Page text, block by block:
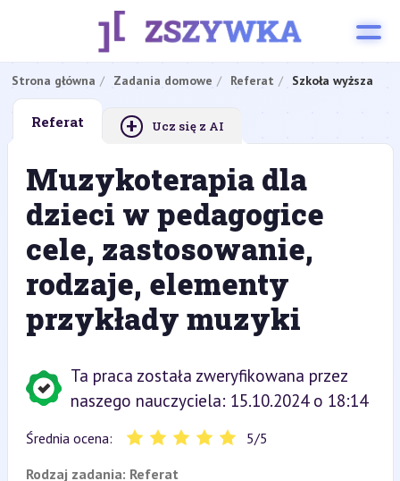
Strona główna Zadania domowe Referat Szkoła wyższa
Referat + Ucz się z AI
Muzykoterapia dla
dzieci w pedagogice
cele, zastosowanie,
rodzaje, elementy
przykłady muzyki
Ta praca została zweryfikowana przez
naszego nauczyciela: 15.10.2024 o 18:14
Średnia ocena: 5/5
Rodzaj zadania: Referat